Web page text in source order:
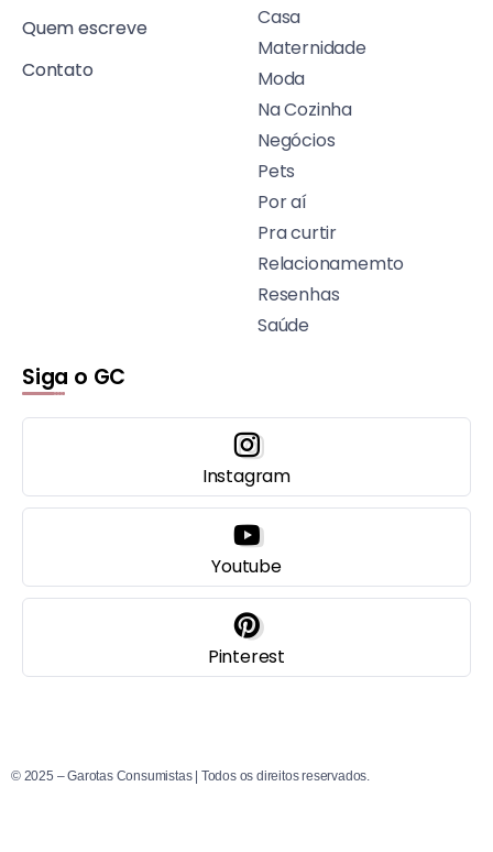
Quem escreve
Contato
Casa
Maternidade
Moda
Na Cozinha
Negócios
Pets
Por aí
Pra curtir
Relacionamemto
Resenhas
Saúde
Siga o GC
Instagram
Youtube
Pinterest
© 2025 – Garotas Consumistas | Todos os direitos reservados.